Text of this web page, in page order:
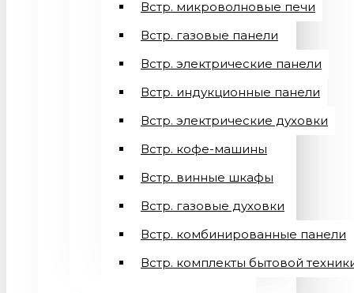
Встр. микроволновые печи
Встр. газовые панели
Встр. электрические панели
Встр. индукционные панели
Встр. электрические духовки
Встр. кофе-машины
Встр. винные шкафы
Встр. газовые духовки
Встр. комбинированные панели
Встр. комплекты бытовой